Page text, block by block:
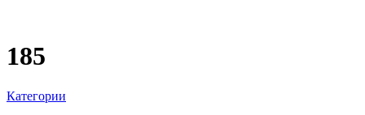
185
Категории